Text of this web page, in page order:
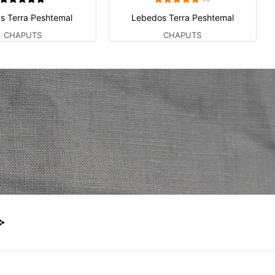
Terra Peshtemal
CHAPUTS
Lebedos Terra Peshtemal
CHAPUTS